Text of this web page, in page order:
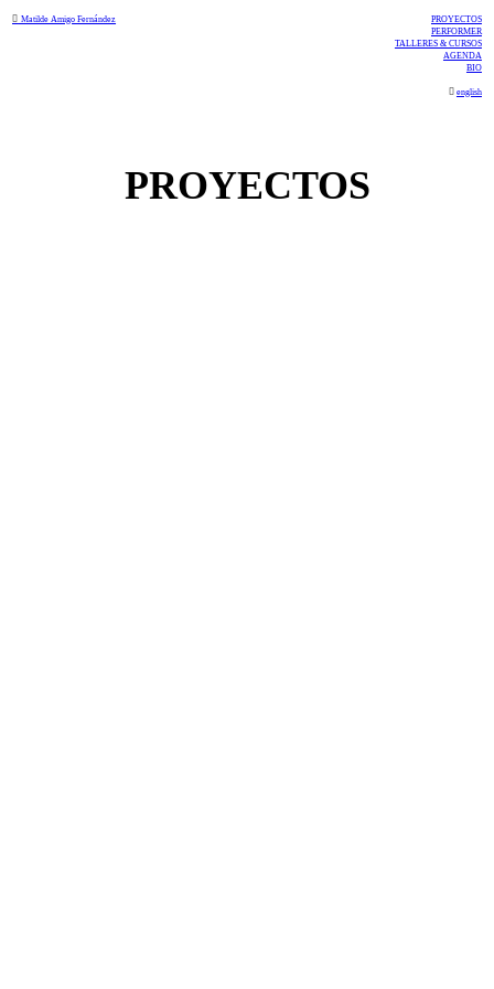
︎ Matilde Amigo Fernández
PROYECTOS
PERFORMER
TALLERES & CURSOS
AGENDA
BIO
︎ english
PROYECTOS